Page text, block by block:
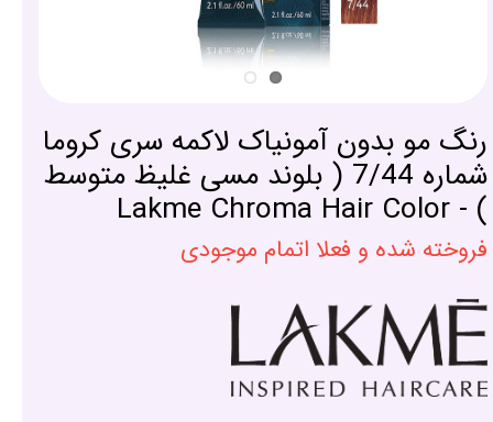
رنگ مو بدون آمونیاک لاکمه سری کروما
شماره 7/44 ( بلوند مسی غلیظ متوسط
) - Lakme Chroma Hair Color
فروخته شده و فعلا اتمام موجودی